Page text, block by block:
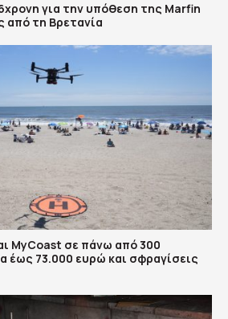
για την υπόθεση της Marfin
από τη Βρετανία
MyCoast σε πάνω από 300
έως 73.000 ευρώ και σφραγίσεις